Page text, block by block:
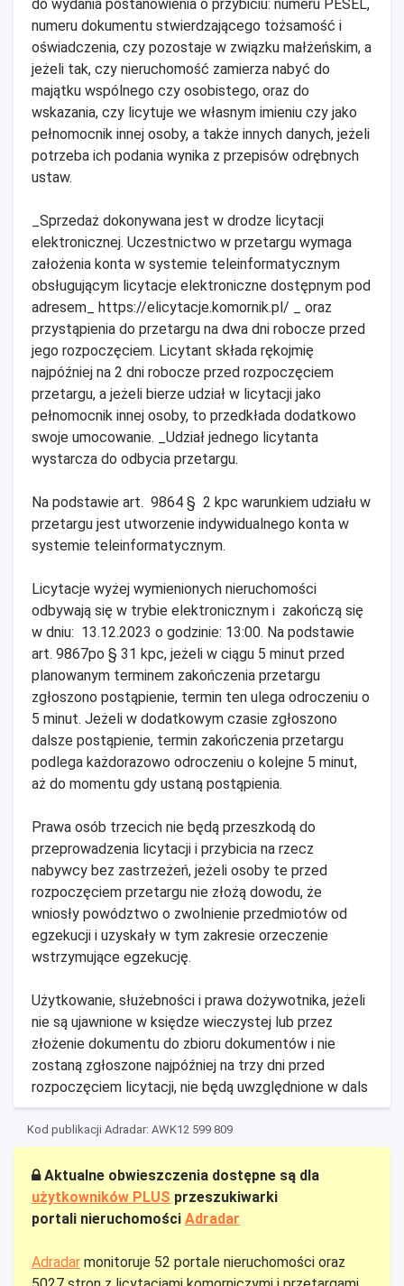
do wydania postanowienia o przybiciu: numeru PESEL,
numeru dokumentu stwierdzającego tożsamość i
oświadczenia, czy pozostaje w związku małżeńskim, a
jeżeli tak, czy nieruchomość zamierza nabyć do
majątku wspólnego czy osobistego, oraz do
wskazania, czy licytuje we własnym imieniu czy jako
pełnomocnik innej osoby, a także innych danych, jeżeli
potrzeba ich podania wynika z przepisów odrębnych
ustaw.
_Sprzedaż dokonywana jest w drodze licytacji
elektronicznej. Uczestnictwo w przetargu wymaga
założenia konta w systemie teleinformatycznym
obsługującym licytacje elektroniczne dostępnym pod
adresem_ https://elicytacje.komornik.pl/ _ oraz
przystąpienia do przetargu na dwa dni robocze przed
jego rozpoczęciem. Licytant składa rękojmię
najpóźniej na 2 dni robocze przed rozpoczęciem
przetargu, a jeżeli bierze udział w licytacji jako
pełnomocnik innej osoby, to przedkłada dodatkowo
swoje umocowanie. _Udział jednego licytanta
wystarcza do odbycia przetargu.
Na podstawie art. 9864 § 2 kpc warunkiem udziału w
przetargu jest utworzenie indywidualnego konta w
systemie teleinformatycznym.
Licytacje wyżej wymienionych nieruchomości
odbywają się w trybie elektronicznym i zakończą się
w dniu: 13.12.2023 o godzinie: 13:00. Na podstawie
art. 9867po § 31 kpc, jeżeli w ciągu 5 minut przed
planowanym terminem zakończenia przetargu
zgłoszono postąpienie, termin ten ulega odroczeniu o
5 minut. Jeżeli w dodatkowym czasie zgłoszono
dalsze postąpienie, termin zakończenia przetargu
podlega każdorazowo odroczeniu o kolejne 5 minut,
aż do momentu gdy ustaną postąpienia.
Prawa osób trzecich nie będą przeszkodą do
przeprowadzenia licytacji i przybicia na rzecz
nabywcy bez zastrzeżeń, jeżeli osoby te przed
rozpoczęciem przetargu nie złożą dowodu, że
wniosły powództwo o zwolnienie przedmiotów od
egzekucji i uzyskały w tym zakresie orzeczenie
wstrzymujące egzekucję.
Użytkowanie, służebności i prawa dożywotnika, jeżeli
nie są ujawnione w księdze wieczystej lub przez
złożenie dokumentu do zbioru dokumentów i nie
zostaną zgłoszone najpóźniej na trzy dni przed
rozpoczęciem licytacji, nie będą uwzględnione w dals
Kod publikacji Adradar: AWK12 599 809
Aktualne obwieszczenia dostępne są dla
użytkowników PLUS przeszukiwarki
portali nieruchomości Adradar
Adradar monitoruje 52 portale nieruchomości oraz